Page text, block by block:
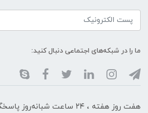
ما را در شبکه‌های اجتماعی دنبال کنید:
هفت روز هفته ، ۲۴ ساعت